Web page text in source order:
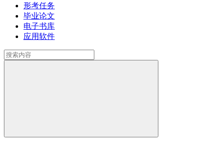
形考任务
毕业论文
电子书库
应用软件